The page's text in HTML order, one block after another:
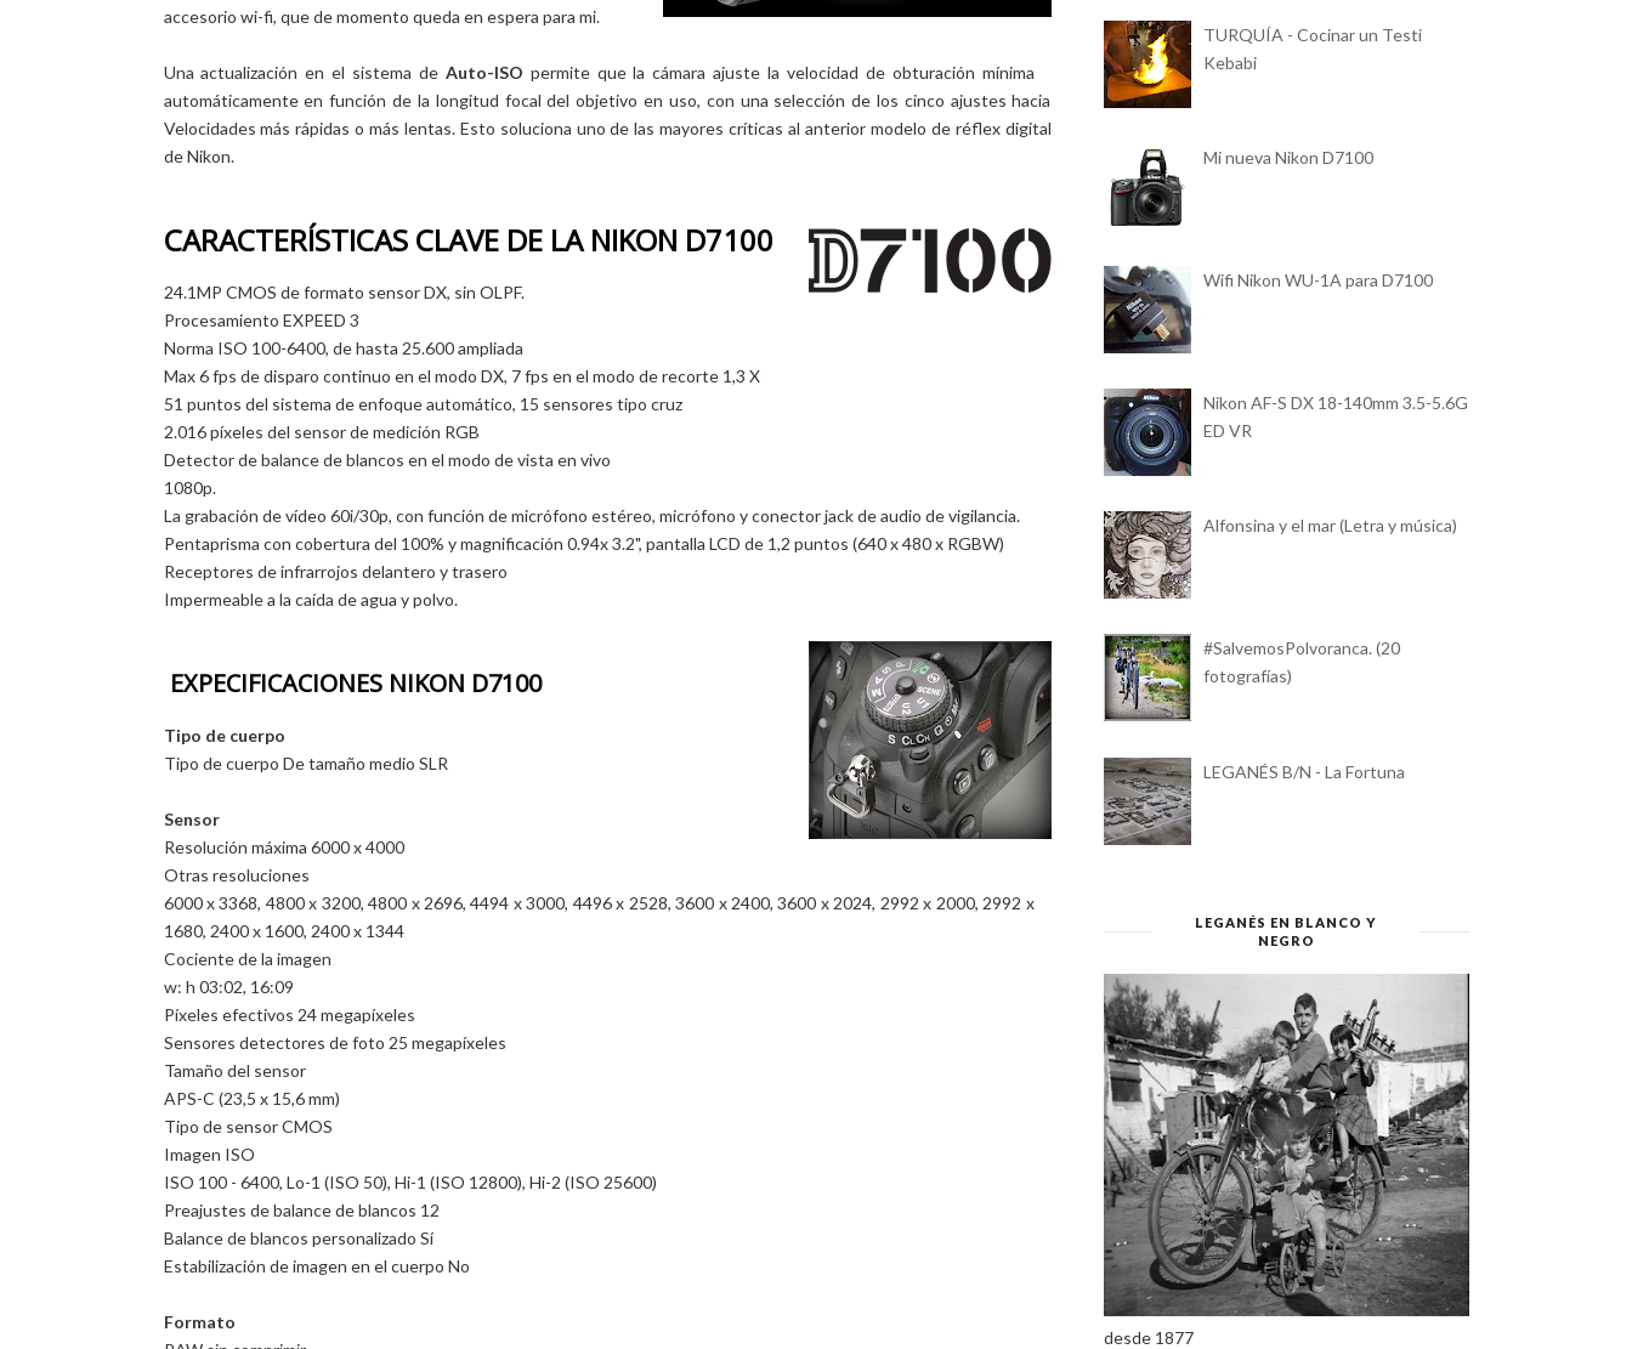
accesorio wi-fi, que de momento queda en espera para mi.
Una actualización en el sistema de Auto-ISO permite que la cámara ajuste la velocidad de obturación mínima
automáticamente en función de la longitud focal del objetivo en uso, con una selección de los cinco ajustes hacia
Velocidades más rápidas o más lentas. Esto soluciona uno de las mayores críticas al anterior modelo de réflex digital
de Nikon.
CARACTERÍSTICAS CLAVE DE LA NIKON D7100
24.1MP CMOS de formato sensor DX, sin OLPF.
Procesamiento EXPEED 3
Norma ISO 100-6400, de hasta 25.600 ampliada
Max 6 fps de disparo continuo en el modo DX, 7 fps en el modo de recorte 1,3 X
51 puntos del sistema de enfoque automático, 15 sensores tipo cruz
2.016 píxeles del sensor de medición RGB
Detector de balance de blancos en el modo de vista en vivo
1080p.
La grabación de vídeo 60i/30p, con función de micrófono estéreo, micrófono y conector jack de audio de vigilancia.
Pentaprisma con cobertura del 100% y magnificación 0.94x 3.2", pantalla LCD de 1,2 puntos (640 x 480 x RGBW)
Receptores de infrarrojos delantero y trasero
Impermeable a la caída de agua y polvo.
EXPECIFICACIONES NIKON D7100
Tipo de cuerpo
Tipo de cuerpo De tamaño medio SLR
Sensor
Resolución máxima 6000 x 4000
Otras resoluciones
6000 x 3368, 4800 x 3200, 4800 x 2696, 4494 x 3000, 4496 x 2528, 3600 x 2400, 3600 x 2024, 2992 x 2000, 2992 x
1680, 2400 x 1600, 2400 x 1344
Cociente de la imagen
w: h 03:02, 16:09
Píxeles efectivos 24 megapíxeles
Sensores detectores de foto 25 megapíxeles
Tamaño del sensor
APS-C (23,5 x 15,6 mm)
Tipo de sensor CMOS
Imagen ISO
ISO 100 - 6400, Lo-1 (ISO 50), Hi-1 (ISO 12800), Hi-2 (ISO 25600)
Preajustes de balance de blancos 12
Balance de blancos personalizado Sí
Estabilización de imagen en el cuerpo No
Formato
TURQUÍA - Cocinar un Testi
Kebabi
Mi nueva Nikon D7100
Wifi Nikon WU-1A para D7100
Nikon AF-S DX 18-140mm 3.5-5.6G
ED VR
Alfonsina y el mar (Letra y música)
#SalvemosPolvoranca. (20
fotografías)
LEGANÉS B/N - La Fortuna
LEGANÉS EN BLANCO Y
NEGRO
desde 1877